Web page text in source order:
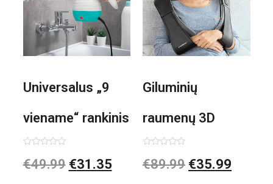
Universalus „9
viename“ rankinis
garintuvas su
0
iš
€49.99 €31.35
Giluminių
raumenų 3D
elektrinis
0
iš
€89.99 €35.99